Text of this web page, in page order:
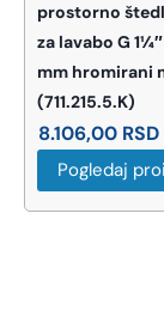
prostorno
za lavabo G
mm hromirani
(711.215.5.K)
8.106,00 RSD
Pogledaj